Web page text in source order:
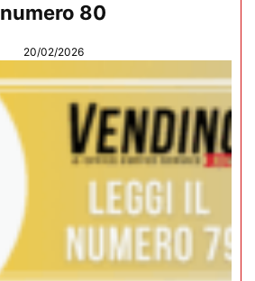
numero 80
20/02/2026